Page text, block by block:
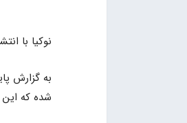
نوکیا با
به گزارش
شده که این